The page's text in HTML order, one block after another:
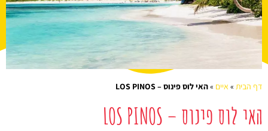
דף הבית» איים »האי לוס פינוס – LOS PINOS
האי לוס פינוס – LOS PINOS